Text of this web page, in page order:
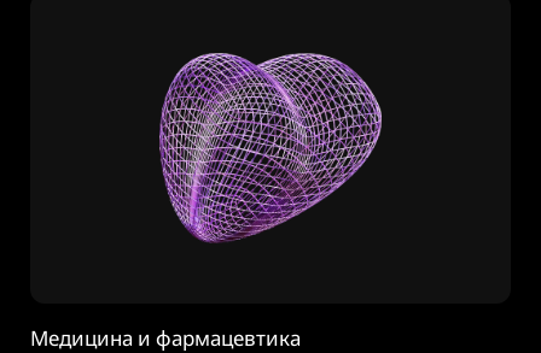
Медицина и фармацевтика